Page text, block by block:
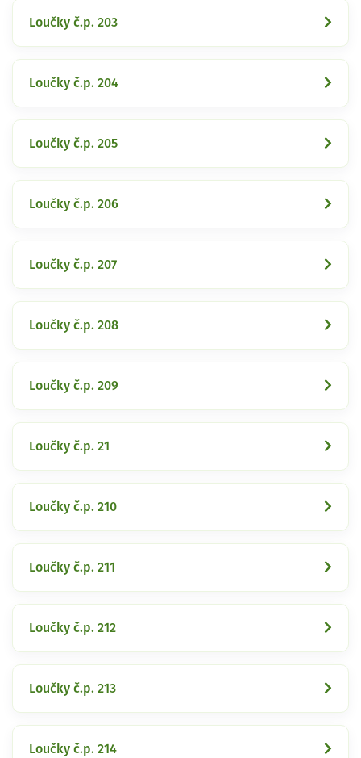
Loučky č.p. 203
Loučky č.p. 204
Loučky č.p. 205
Loučky č.p. 206
Loučky č.p. 207
Loučky č.p. 208
Loučky č.p. 209
Loučky č.p. 21
Loučky č.p. 210
Loučky č.p. 211
Loučky č.p. 212
Loučky č.p. 213
Loučky č.p. 214